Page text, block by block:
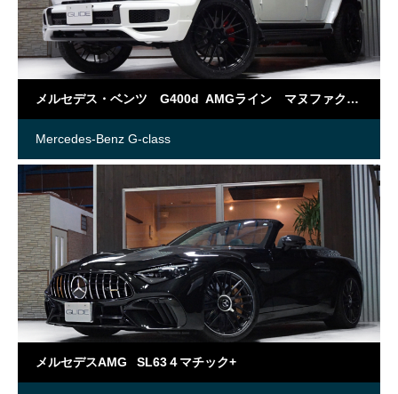
メルセデス・ベンツ G400d AMGライン マヌファクトゥーアプログラム
Mercedes-Benz G-class
メルセデスAMG SL63４マチック+